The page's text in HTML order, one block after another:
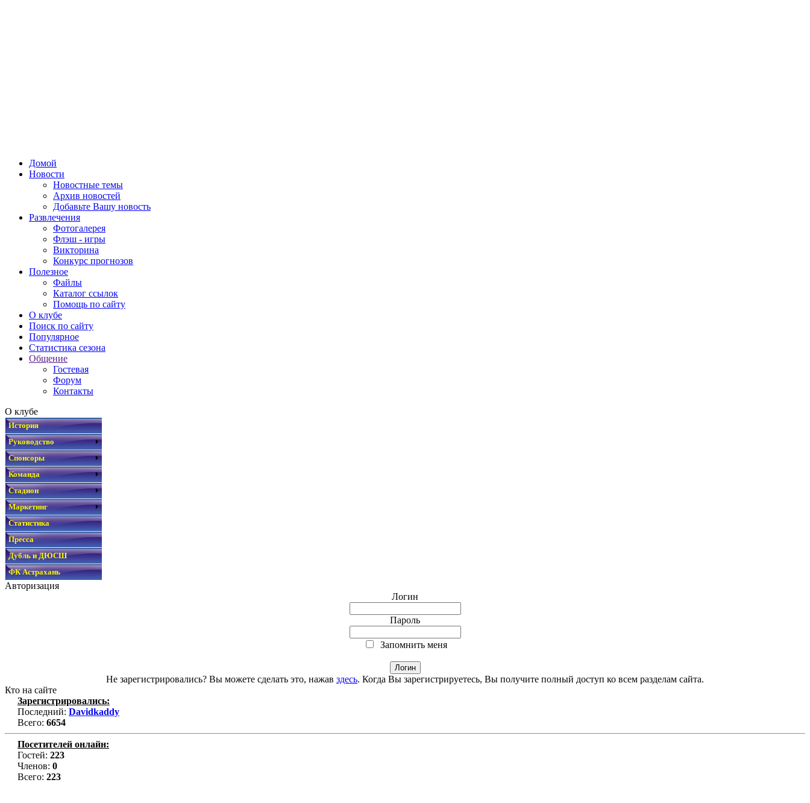
Домой
Новости
Новостные темы
Архив новостей
Добавьте Вашу новость
Развлечения
Фотогалерея
Флэш - игры
Викторина
Конкурс прогнозов
Полезное
Файлы
Каталог ссылок
Помощь по сайту
О клубе
Поиск по сайту
Популярное
Статистика сезона
Общение
Гостевая
Форум
Контакты
О клубе
История
Руководство
Спонсоры
Команда
Стадион
Маркетинг
Статистика
Пресса
Дубль и ДЮСШ
ФК Астрахань
Авторизация
Логин
Пароль
Запомнить меня
Не зарегистрировались? Вы можете сделать это, нажав здесь. Когда Вы зарегистрируетесь, Вы получите полный доступ ко всем разделам сайта.
Кто на сайте
Зарегистрировались:
Последний: Davidkaddy
Всего: 6654
Посетителей онлайн:
Гостей: 223
Членов: 0
Всего: 223